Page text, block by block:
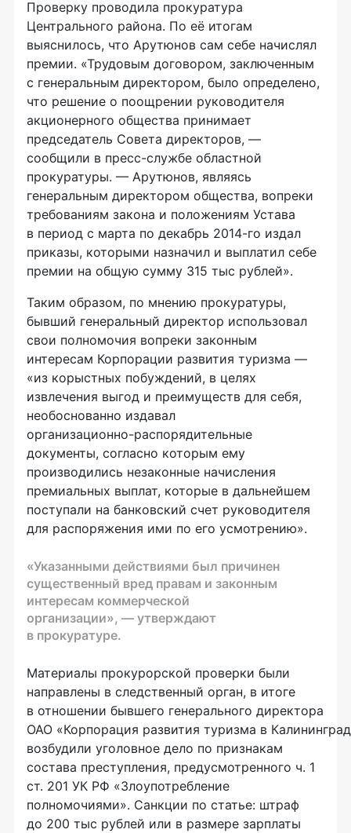
Проверку проводила прокуратура
Центрального района. По её итогам
выяснилось, что Арутюнов сам себе начислял
премии. «Трудовым договором, заключенным
с генеральным директором, было определено,
что решение о поощрении руководителя
акционерного общества принимает
председатель Совета директоров, —
сообщили в пресс-службе областной
прокуратуры. — Арутюнов, являясь
генеральным директором общества, вопреки
требованиям закона и положениям Устава
в период с марта по декабрь 2014-го издал
приказы, которыми назначил и выплатил себе
премии на общую сумму 315 тыс рублей».
Таким образом, по мнению прокуратуры,
бывший генеральный директор использовал
свои полномочия вопреки законным
интересам Корпорации развития туризма —
«из корыстных побуждений, в целях
извлечения выгод и преимуществ для себя,
необоснованно издавал
организационно-распорядительные
документы, согласно которым ему
производились незаконные начисления
премиальных выплат, которые в дальнейшем
поступали на банковский счет руководителя
для распоряжения ими по его усмотрению».
«Указанными действиями был причинен
существенный вред правам и законным
интересам коммерческой
организации», — утверждают
в прокуратуре.
Материалы прокурорской проверки были
направлены в следственный орган, в итоге
в отношении бывшего генерального директора
ОАО «Корпорация развития туризма в
возбудили уголовное дело по признакам
состава преступления, предусмотренного ч. 1
ст. 201 УК РФ «Злоупотребление
полномочиями». Санкции по статье: штраф
до 200 тыс рублей или в размере зарплаты